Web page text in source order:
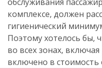
комплексе, должен
гигиенический
Поэтому хотелось бы,
во всех зонах,
включено в стоимость